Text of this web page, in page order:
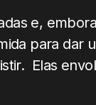
e,
para dar
Elas